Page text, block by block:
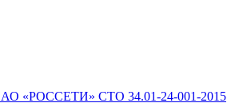
«РОССЕТИ» СТО 34.01-24-001-2015